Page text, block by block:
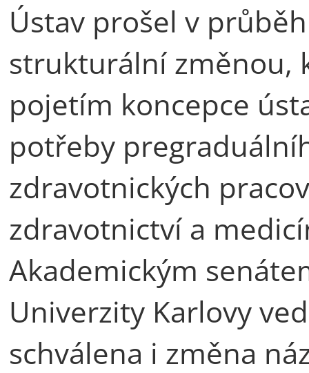
Ústav prošel v
strukturální změnou,
pojetím koncepce
potřeby
zdravotnických
zdravotnictví a
Akademickým
Univerzity Karlovy
schválena i změna